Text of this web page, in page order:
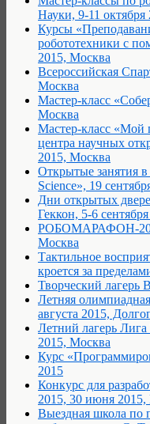
Науки, 9-11
Курсы
робототехники с
2015, Москва
Всероссийская
Москва
Мастер-класс
Москва
Мастер-класс «Мой
центра научных
2015, Москва
Открытые занятия
Science», 19
Дни открытых
Геккон, 5-6
РОБОМАРАФОН-
Москва
Тактильное
кроется за
Творческий лагерь
Летняя
августа 2015,
Летний лагерь
2015, Москва
Курс
2015
Конкурс для
2015, 30 июня 2015,
Выездная школа по